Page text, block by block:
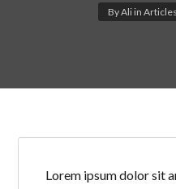
ByAliin Articles
Lorem ipsum dolor sit